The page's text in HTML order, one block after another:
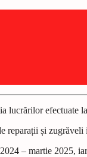
lucrărilor
reparații și
– martie 2025,